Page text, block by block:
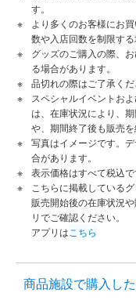
す。
より多くのお客様にお
数や入店回数を制限する
グッズのご購入の際、
る場合があります。
品切れの際はご了承くだ
スペシャルイベントお
は、在庫状況により、
や、期間終了後も販売を
写真はイメージです。
合があります。
表示価格はすべて税込で
こちらに掲載している
販売開始後の在庫状況
リでご確認ください。
アプリは こちら
商品施設で購入し